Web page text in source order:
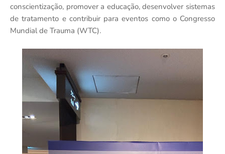
conscientização, promover a educação, desenvolver sistemas
de tratamento e contribuir para eventos como o Congresso
Mundial de Trauma (WTC).